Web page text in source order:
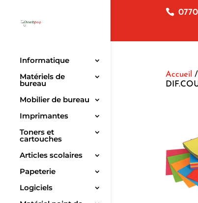
Informatique
Matériels de
bureau
Mobilier de bureau
Imprimantes
Toners et
cartouches
Articles scolaires
Papeterie
Logiciels
Accueil /